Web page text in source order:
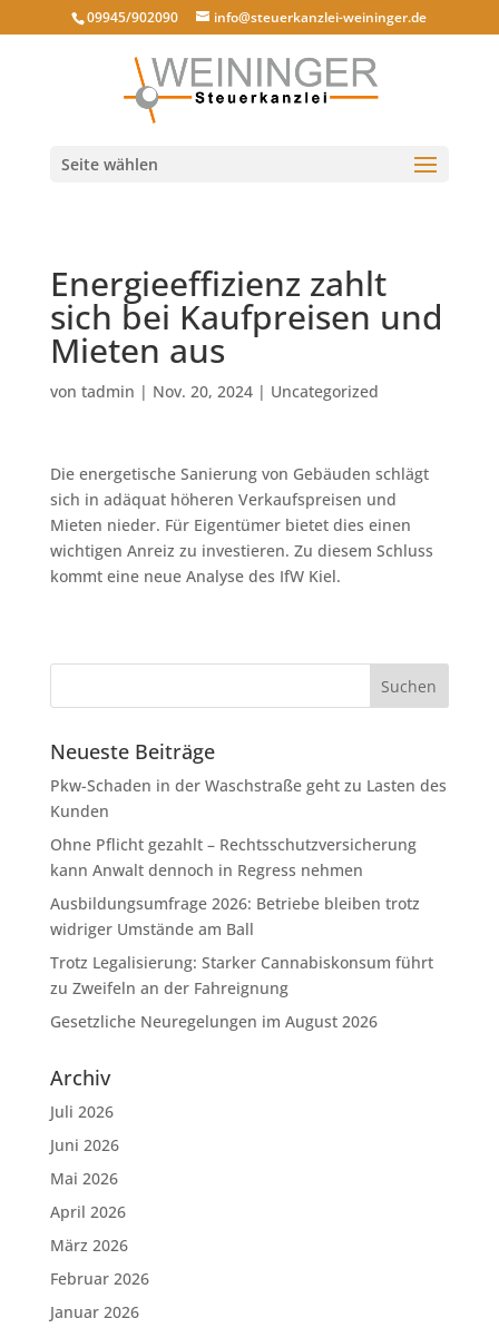
09945/902090 info@steuerkanzlei-weininger.de
Seite wählen
Energieeffizienz zahlt
sich bei Kaufpreisen und
Mieten aus
von tadmin | Nov. 20, 2024| Uncategorized
Die energetische Sanierung von Gebäuden schlägt
sich in adäquat höheren Verkaufspreisen und
Mieten nieder. Für Eigentümer bietet dies einen
wichtigen Anreiz zu investieren. Zu diesem Schluss
kommt eine neue Analyse des IfW Kiel.
Neueste Beiträge
Pkw-Schaden in der Waschstraße geht zu Lasten des
Kunden
Ohne Pflicht gezahlt – Rechtsschutzversicherung
kann Anwalt dennoch in Regress nehmen
Ausbildungsumfrage 2026: Betriebe bleiben trotz
widriger Umstände am Ball
Trotz Legalisierung: Starker Cannabiskonsum führt
zu Zweifeln an der Fahreignung
Gesetzliche Neuregelungen im August 2026
Archiv
Juli 2026
Juni 2026
Mai 2026
April 2026
März 2026
Februar 2026
Januar 2026